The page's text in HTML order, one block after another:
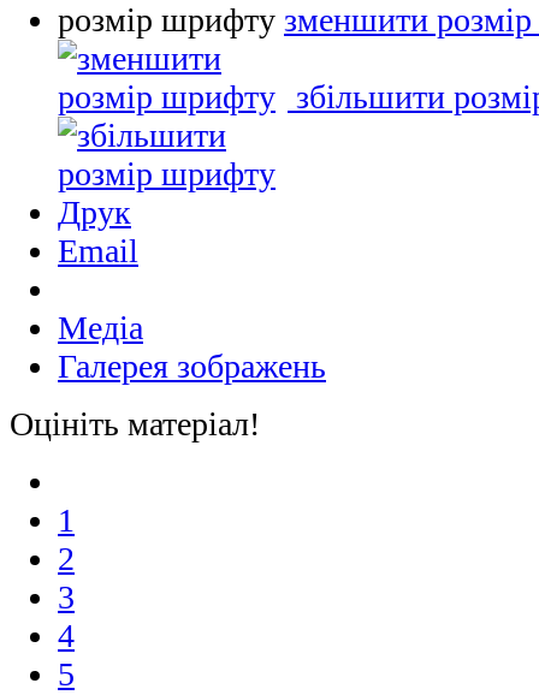
розмір шрифту зменшити
збільшити
Друк
Email
Медіа
Галерея зображень
Оцініть матеріал!
1
2
3
4
5